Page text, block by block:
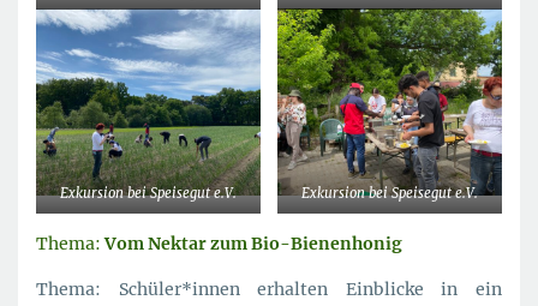
Exkursion bei Speisegut e.V. Exkursion bei Speisegut e.V.
Thema:Vom Nektar zum Bio-Bienenhonig
Thema: Schüler*innen erhalten Einblicke in ein